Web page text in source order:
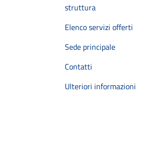
struttura
Elenco servizi offerti
Sede principale
Contatti
Ulteriori informazioni